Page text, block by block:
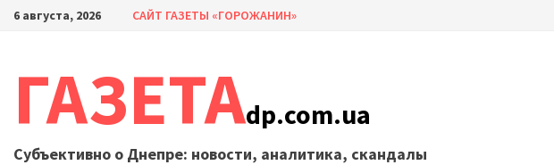
Перейти
6 августа, 2026 САЙТ ГАЗЕТЫ «ГОРОЖАНИН»
ГАЗЕТАdp.com.ua
Субъективно о Днепре: новости, аналитика, скандалы